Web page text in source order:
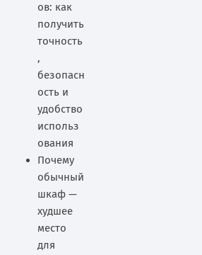
ов: как
получить
точность
,
безопасн
ость и
удобство
использ
ования
Почему
обычный
шкаф —
худшее
место
для